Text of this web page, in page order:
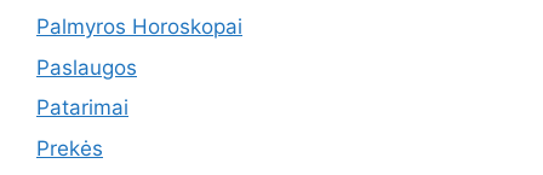
Palmyros Horoskopai
Paslaugos
Patarimai
Prekės